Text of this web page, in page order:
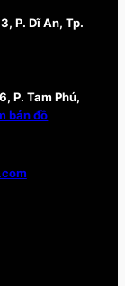
P. Dĩ An, Tp.
P. Tam Phú,
bản đồ